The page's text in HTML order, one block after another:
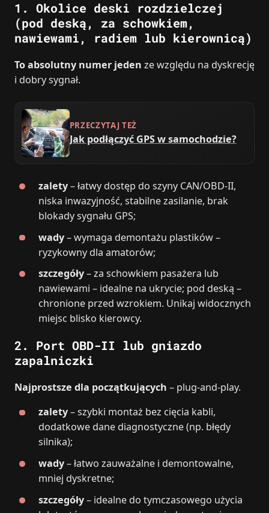
1. Okolice deski rozdzielczej
(pod deską, za schowkiem,
nawiewami, radiem lub kierownicą)
To absolutny numer jeden ze względu na dyskrecję
i dobry sygnał.
PRZECZYTAJ TEŻ
Jak podłączyć GPS w samochodzie?
zalety– łatwy dostęp do szyny CAN/OBD-II,
niska inwazyjność, stabilne zasilanie, brak
blokady sygnału GPS;
wady– wymaga demontażu plastików –
ryzykowny dla amatorów;
szczegóły– za schowkiem pasażera lub
nawiewami – idealne na ukrycie; pod deską –
chronione przed wzrokiem. Unikaj widocznych
miejsc blisko kierowcy.
2. Port OBD-II lub gniazdo
zapalniczki
Najprostsze dla początkujących – plug-and-play.
zalety– szybki montaż bez cięcia kabli,
dodatkowe dane diagnostyczne (np. błędy
silnika);
wady– łatwo zauważalne i demontowalne,
mniej dyskretne;
szczegóły– idealne do tymczasowego użycia